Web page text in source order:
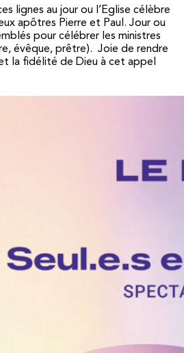
lignes au jour ou l’Eglise célèbre
apôtres Pierre et Paul. Jour ou
pour célébrer les ministres
évêque, prêtre). Joie de rendre
la fidélité de Dieu à cet appel